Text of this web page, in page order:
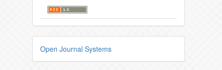
Open Journal Systems